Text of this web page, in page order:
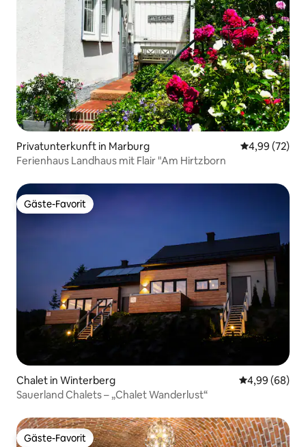
Privatunterkunft in Marburg
4,99 (72)
Ferienhaus Landhaus mit Flair "Am Hirtzborn
Gäste-Favorit
Gäste-Favorit
Chalet in Winterberg
4,99 (68)
Sauerland Chalets – „Chalet Wanderlust“
Gäste-Favorit
Gäste-Favorit